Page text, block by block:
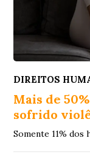
DIREITOS
Mais de
sofrido
Somente 11%